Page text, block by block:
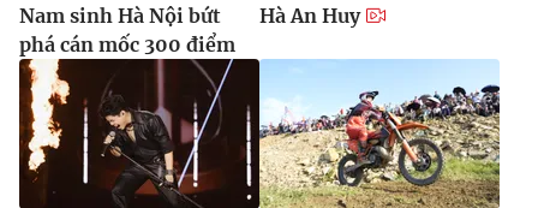
Nam sinh Hà Nội bứt
phá cán mốc 300 điểm
Hà An Huy